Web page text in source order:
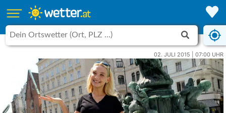
02. JULI 2015 | 07:00 UHR